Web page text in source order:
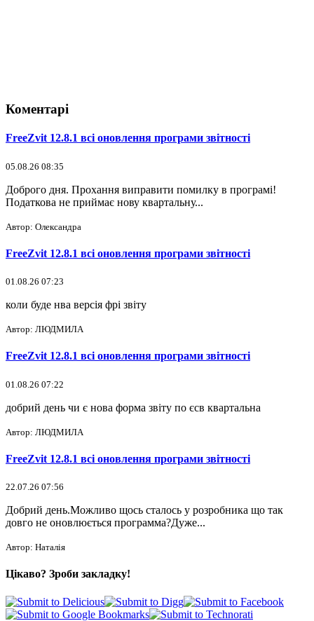
Коментарі
FreeZvit 12.8.1 всі оновлення програми звітності
05.08.26 08:35
Доброго дня. Прохання виправити помилку в програмі!
Податкова не приймає нову квартальну...
Автор: Олександра
FreeZvit 12.8.1 всі оновлення програми звітності
01.08.26 07:23
коли буде нва версія фрі звіту
Автор: ЛЮДМИЛА
FreeZvit 12.8.1 всі оновлення програми звітності
01.08.26 07:22
добрий день чи є нова форма звіту по єсв квартальна
Автор: ЛЮДМИЛА
FreeZvit 12.8.1 всі оновлення програми звітності
22.07.26 07:56
Добрий день.Можливо щось сталось у розробника що так
довго не оновлюється программа?Дуже...
Автор: Наталія
Цікаво? Зроби закладку!